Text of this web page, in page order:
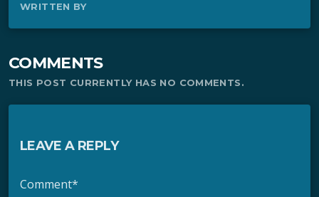
WRITTEN BY
COMMENTS
THIS POST CURRENTLY HAS NO COMMENTS.
LEAVE A REPLY
Comment*